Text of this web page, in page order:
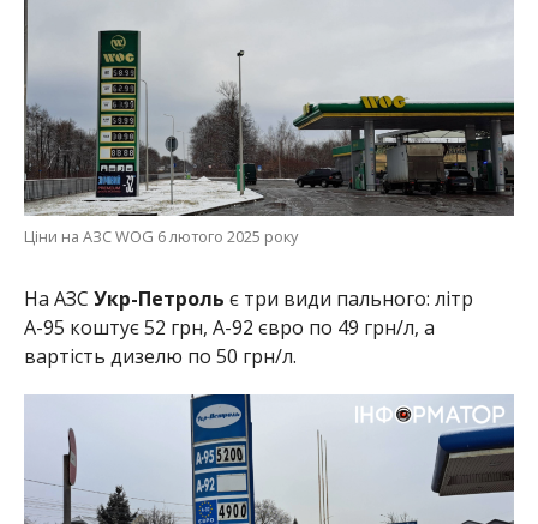
Ціни на АЗС WOG 6 лютого 2025 року
На АЗС Укр-Петроль є три види пального: літр
А-95 коштує 52 грн, А-92 євро по 49 грн/л, а
вартість дизелю по 50 грн/л.